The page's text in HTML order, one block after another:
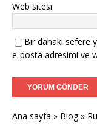
Web sitesi
Bir dahaki sefere
e-posta adresimi ve
Ana sayfa » Blog»